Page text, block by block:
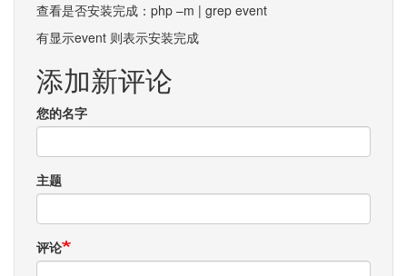
查看是否安装完成：php –m | grep event
有显示event 则表示安装完成
添加新评论
您的名字
主题
评论